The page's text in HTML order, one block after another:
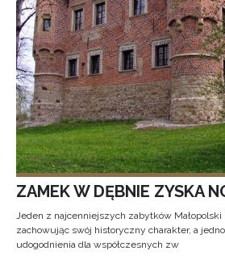
ZAMEK W DĘBNIE ZYSKA
Jeden z najcenniejszych zabytków Małopolski
zachowując swój historyczny charakter, a
udogodnienia dla współczesnych zw